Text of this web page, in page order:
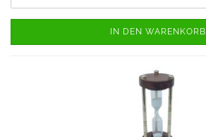
IN DEN WARENKORB